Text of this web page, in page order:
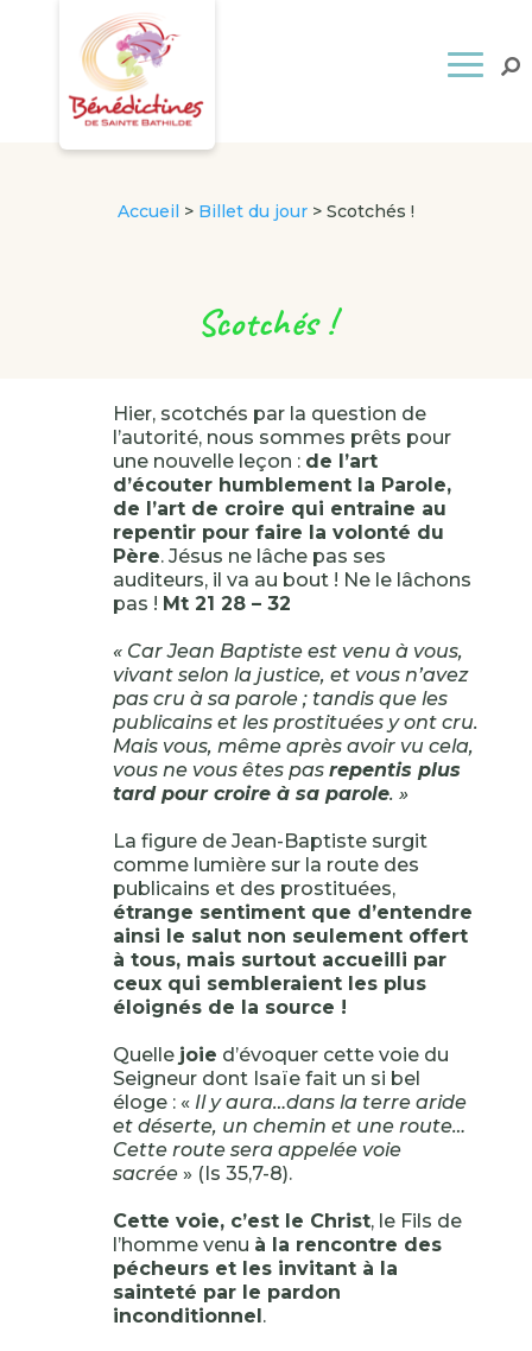
Accueil > Billet du jour> Scotchés !
Scotchés !
Hier, scotchés par la question de
l’autorité, nous sommes prêts pour
une nouvelle leçon : de l’art
d’écouter humblement la Parole,
de l’art de croire qui entraine au
repentir pour faire la volonté du
Père. Jésus ne lâche pas ses
auditeurs, il va au bout ! Ne le lâchons
pas ! Mt 21 28 – 32
« Car Jean Baptiste est venu à vous,
vivant selon la justice, et vous n’avez
pas cru à sa parole ; tandis que les
publicains et les prostituées y ont cru.
Mais vous, même après avoir vu cela,
vous ne vous êtes pas repentis plus
tard pour croire à sa parole. »
La figure de Jean-Baptiste surgit
comme lumière sur la route des
publicains et des prostituées,
étrange sentiment que d’entendre
ainsi le salut non seulement offert
à tous, mais surtout accueilli par
ceux qui sembleraient les plus
éloignés de la source !
Quelle joie d’évoquer cette voie du
Seigneur dont Isaïe fait un si bel
éloge : « Il y aura…dans la terre aride
et déserte, un chemin et une route…
Cette route sera appelée voie
sacrée» (Is 35,7-8).
Cette voie, c’est le Christ, le Fils de
l’homme venu à la rencontre des
pécheurs et les invitant à la
sainteté par le pardon
inconditionnel.